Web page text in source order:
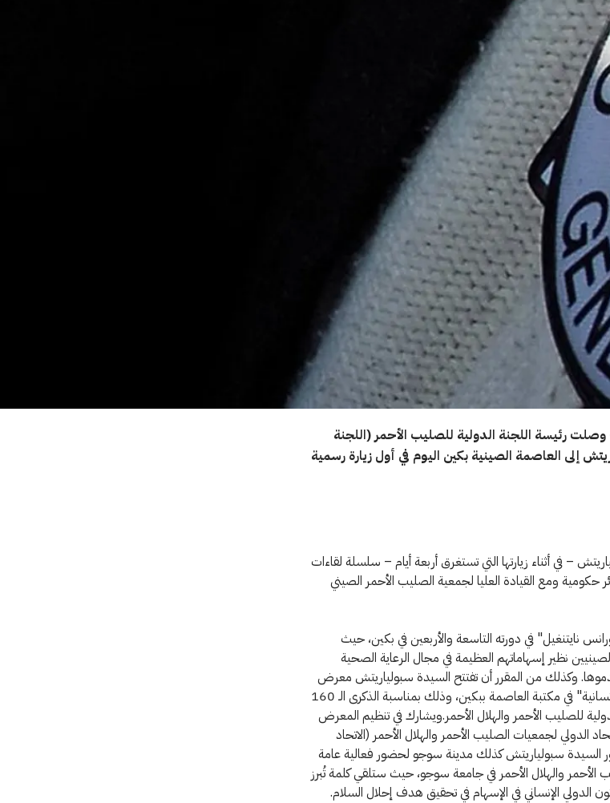
رئيسة اللجنة الدولية للصليب الأحمر (اللجنة
إلى العاصمة الصينية بكين اليوم في أول زيارة رسمية
– في أثناء زيارتها التي تستغرق أربعة أيام – سلسلة لقاءات
ومع القيادة العليا لجمعية الصليب الأحمر الصيني
نايتنغيل" في دورته التاسعة والأربعين في بكين، حيث
نظير إسهاماتهم العظيمة في مجال الرعاية الصحية
قدموها. وكذلك من المقرر أن تفتتح السيدة سبولياريتش معرض
صور بعنوان "160عامًا في صف الإنسانية" في مكتبة العاصمة ببكين، وذلك بمناسبة الذكرى الـ 160
للصليب الأحمر والهلال الأحمر.ويشارك في تنظيم المعرض
الدولي لجمعيات الصليب الأحمر والهلال الأحمر (الاتحاد
السيدة سبولياريتش كذلك مدينة سوجو لحضور فعالية عامة
الأحمر والهلال الأحمر في جامعة سوجو، حيث ستلقي كلمة تُبرز
الدولي الإنساني في الإسهام في تحقيق هدف إحلال السلام.